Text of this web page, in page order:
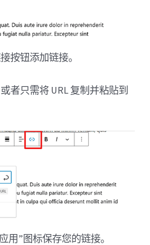
按钮添加链接。
者只需将 URL 复制并粘贴到
用”图标保存您的链接。